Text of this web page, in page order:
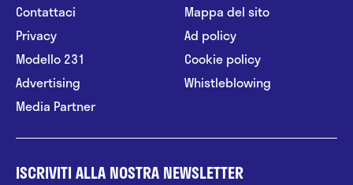
Contattaci
Privacy
Modello 231
Advertising
Media Partner
Mappa del sito
Ad policy
Cookie policy
Whistleblowing
ISCRIVITI ALLA NOSTRA NEWSLETTER